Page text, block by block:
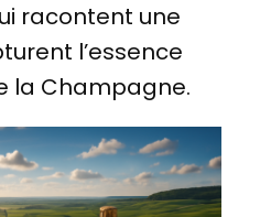
racontent une
l’essence
la Champagne.